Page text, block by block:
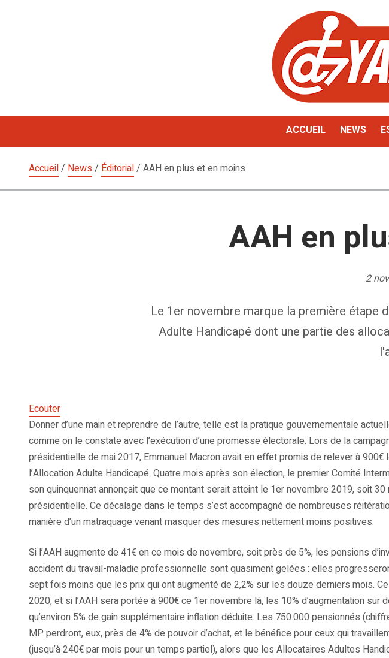
ACCUEIL NEWS
Accueil/ News/ Éditorial/ AAH en plus et en moins
AAH en
2
Le 1er novembre marque la première étape
Adulte Handicapé dont une partie des
Ecouter
Donner d’une main et reprendre de l’autre, telle est la pratique gouvernementale
comme on le constate avec l’exécution d’une promesse électorale. Lors de la
présidentielle de mai 2017, Emmanuel Macron avait en effet promis de relever à 900€
l’Allocation Adulte Handicapé. Quatre mois après son élection, le premier Comité
son quinquennat annonçait que ce montant serait atteint le 1er novembre 2019, soit
présidentielle. Ce décalage dans le temps s’est accompagné de nombreuses
manière d’un matraquage venant masquer des mesures nettement moins positives.
Si l’AAH augmente de 41€ en ce mois de novembre, soit près de 5%, les pensions
accident du travail-maladie professionnelle sont quasiment gelées : elles
sept fois moins que les prix qui ont augmenté de 2,2% sur les douze derniers mois.
2020, et si l’AAH sera portée à 900€ ce 1er novembre là, les 10% d’augmentation sur
qu’environ 5% de gain supplémentaire inflation déduite. Les 750.000 pensionnés
MP perdront, eux, près de 4% de pouvoir d’achat, et le bénéfice pour ceux qui
(jusqu’à 240€ par mois pour un temps partiel), alors que les Allocataires Adultes